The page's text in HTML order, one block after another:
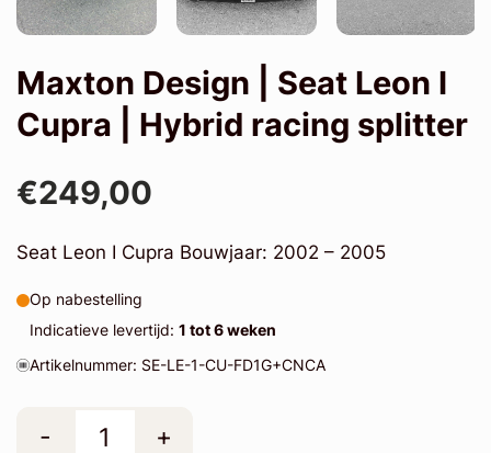
Maxton Design | Seat Leon I
Cupra | Hybrid racing splitter
€249,00
Seat Leon I Cupra Bouwjaar: 2002 – 2005
Op nabestelling
Indicatieve levertijd: 1 tot 6 weken
Artikelnummer: SE-LE-1-CU-FD1G+CNCA
- +